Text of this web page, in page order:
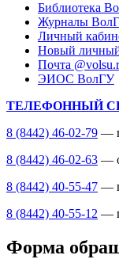
Библиотека
Журналы
Личный
Новый
Почта
ЭИОС ВолГУ
ТЕЛЕФОННЫЙ
8 (8442) 46-02-79 —
8 (8442) 46-02-63 —
8 (8442) 40-55-47 —
8 (8442) 40-55-12 —
Форма